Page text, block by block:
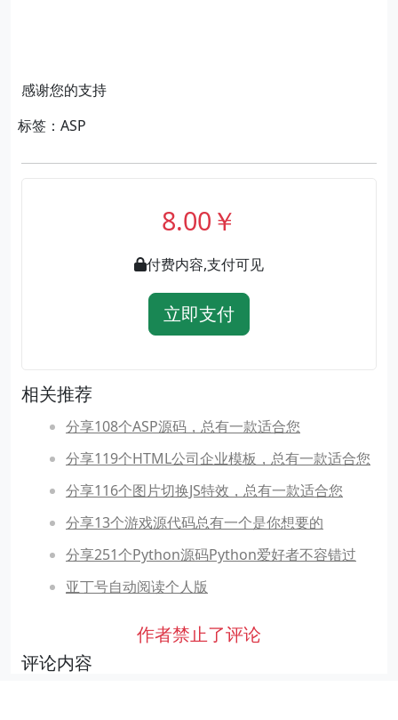
感谢您的支持
标签：ASP
8.00￥
付费内容,支付可见
立即支付
相关推荐
分享108个ASP源码，总有一款适合您
分享119个HTML公司企业模板，总有一款适合您
分享116个图片切换JS特效，总有一款适合您
分享13个游戏源代码总有一个是你想要的
分享251个Python源码Python爱好者不容错过
亚丁号自动阅读个人版
作者禁止了评论
评论内容